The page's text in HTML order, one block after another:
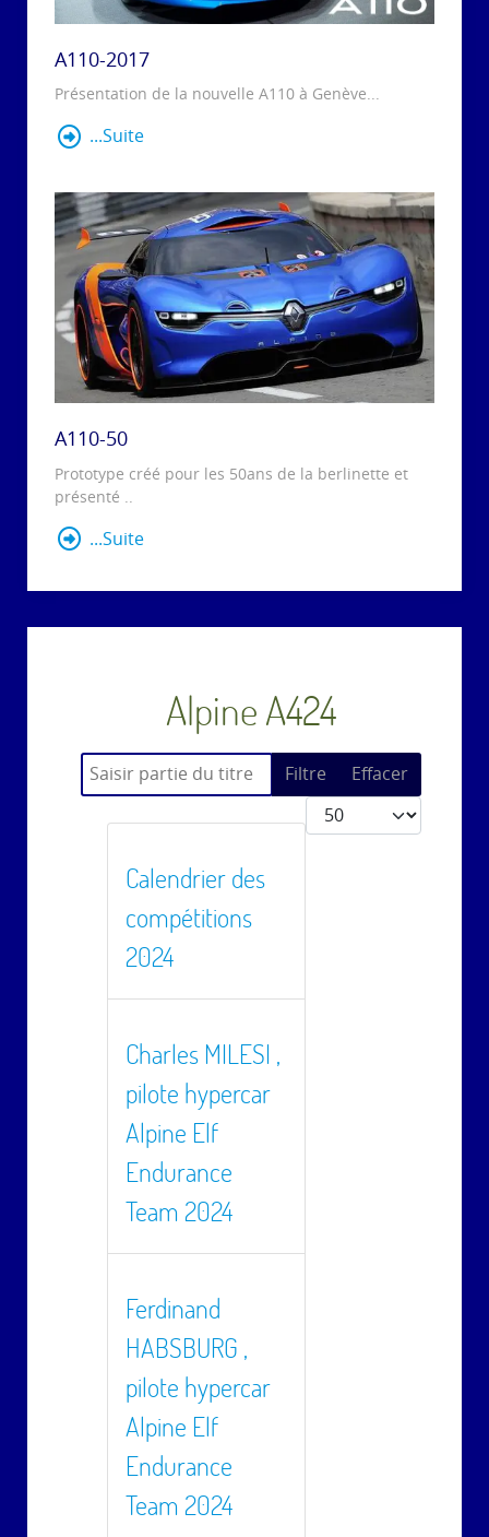
A110-2017
Présentation de la nouvelle A110 à Genève...
...Suite
A110-50
Prototype créé pour les 50ans de la berlinette et
présenté ..
...Suite
Alpine A424
Saisir partie du titre Filtre
Effacer
Afficher #
Calendrier des
compétitions
2024
Charles MILESI ,
pilote hypercar
Alpine Elf
Endurance
Team 2024
Ferdinand
HABSBURG ,
pilote hypercar
Alpine Elf
Endurance
Team 2024